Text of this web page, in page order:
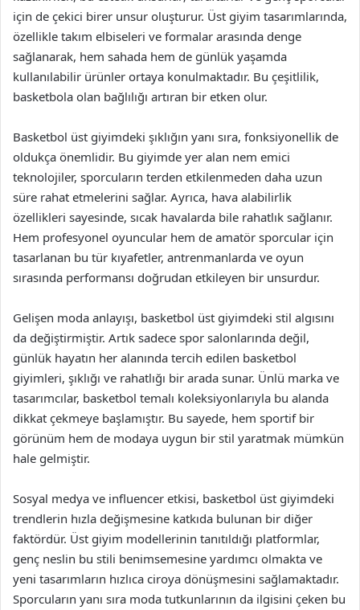
için de çekici birer unsur oluşturur. Üst giyim tasarımlarında,
özellikle takım elbiseleri ve formalar arasında denge
sağlanarak, hem sahada hem de günlük yaşamda
kullanılabilir ürünler ortaya konulmaktadır. Bu çeşitlilik,
basketbola olan bağlılığı artıran bir etken olur.
Basketbol üst giyimdeki şıklığın yanı sıra, fonksiyonellik de
oldukça önemlidir. Bu giyimde yer alan nem emici
teknolojiler, sporcuların terden etkilenmeden daha uzun
süre rahat etmelerini sağlar. Ayrıca, hava alabilirlik
özellikleri sayesinde, sıcak havalarda bile rahatlık sağlanır.
Hem profesyonel oyuncular hem de amatör sporcular için
tasarlanan bu tür kıyafetler, antrenmanlarda ve oyun
sırasında performansı doğrudan etkileyen bir unsurdur.
Gelişen moda anlayışı, basketbol üst giyimdeki stil algısını
da değiştirmiştir. Artık sadece spor salonlarında değil,
günlük hayatın her alanında tercih edilen basketbol
giyimleri, şıklığı ve rahatlığı bir arada sunar. Ünlü marka ve
tasarımcılar, basketbol temalı koleksiyonlarıyla bu alanda
dikkat çekmeye başlamıştır. Bu sayede, hem sportif bir
görünüm hem de modaya uygun bir stil yaratmak mümkün
hale gelmiştir.
Sosyal medya ve influencer etkisi, basketbol üst giyimdeki
trendlerin hızla değişmesine katkıda bulunan bir diğer
faktördür. Üst giyim modellerinin tanıtıldığı platformlar,
genç neslin bu stili benimsemesine yardımcı olmakta ve
yeni tasarımların hızlıca ciroya dönüşmesini sağlamaktadır.
Sporcuların yanı sıra moda tutkunlarının da ilgisini çeken bu